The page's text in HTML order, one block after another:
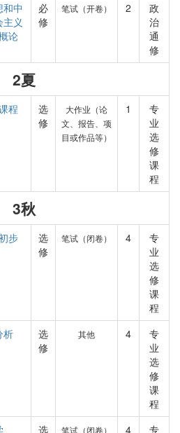
中
主义
论
必
修
笔试（开卷） 2
政
治
通
修
2夏
程
选
修
大作业（论
文、报告、项
目或作品等）
1
专
业
选
修
课
程
3秋
步
选
修
笔试（闭卷） 4
专
业
选
修
课
程
析
选
修
其他 4
专
业
选
修
课
程
选 笔试（闭卷） 4 专